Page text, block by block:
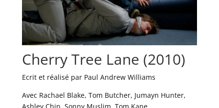
Cherry Tree Lane (2010)
Ecrit et réalisé par Paul Andrew Williams
Avec Rachael Blake, Tom Butcher, Jumayn Hunter,